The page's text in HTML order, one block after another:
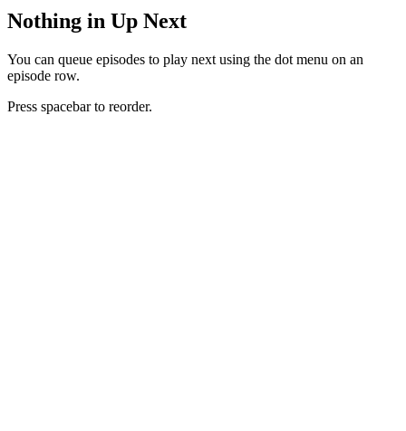
Nothing in Up Next
You can queue episodes to play next using the dot menu on an
episode row.
Press spacebar to reorder.